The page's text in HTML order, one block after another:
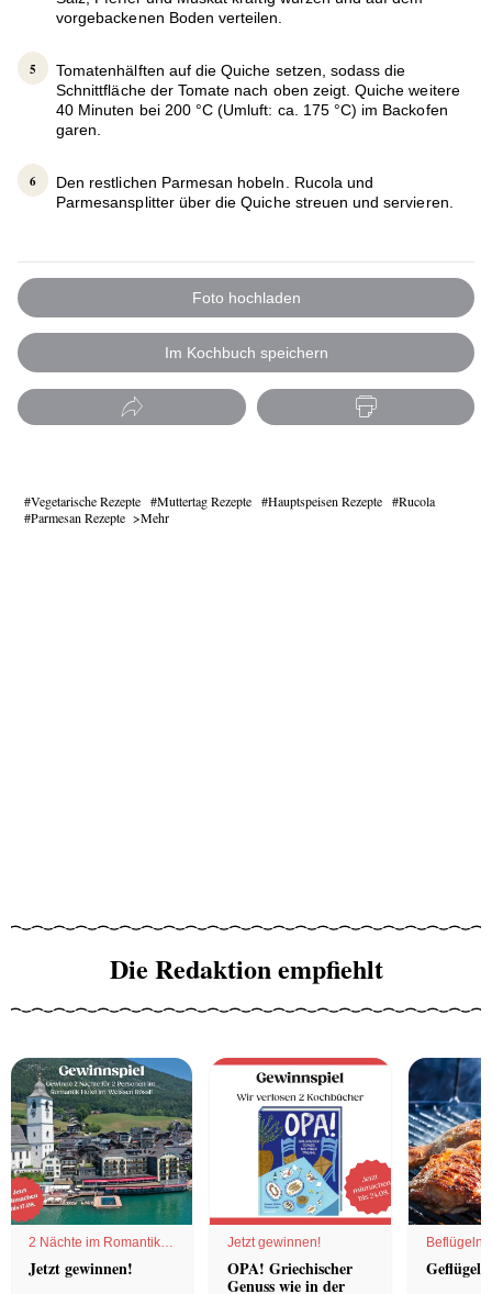
vorgebackenen Boden verteilen.
Tomatenhälften auf die Quiche setzen, sodass die
Schnittfläche der Tomate nach oben zeigt. Quiche weitere
40 Minuten bei 200 °C (Umluft: ca. 175 °C) im Backofen
garen.
Den restlichen Parmesan hobeln. Rucola und
Parmesansplitter über die Quiche streuen und servieren.
Foto hochladen
Im Kochbuch speichern
Vegetarische Rezepte Muttertag Rezepte Hauptspeisen Rezepte
Rucola
Parmesan Rezepte
Mehr
Die Redaktion empfiehlt
2 Nächte im Romantik
Hotel
Jetzt gewinnen!
Jetzt gewinnen!
OPA! Griechischer
Genuss wie in der
Geflügel